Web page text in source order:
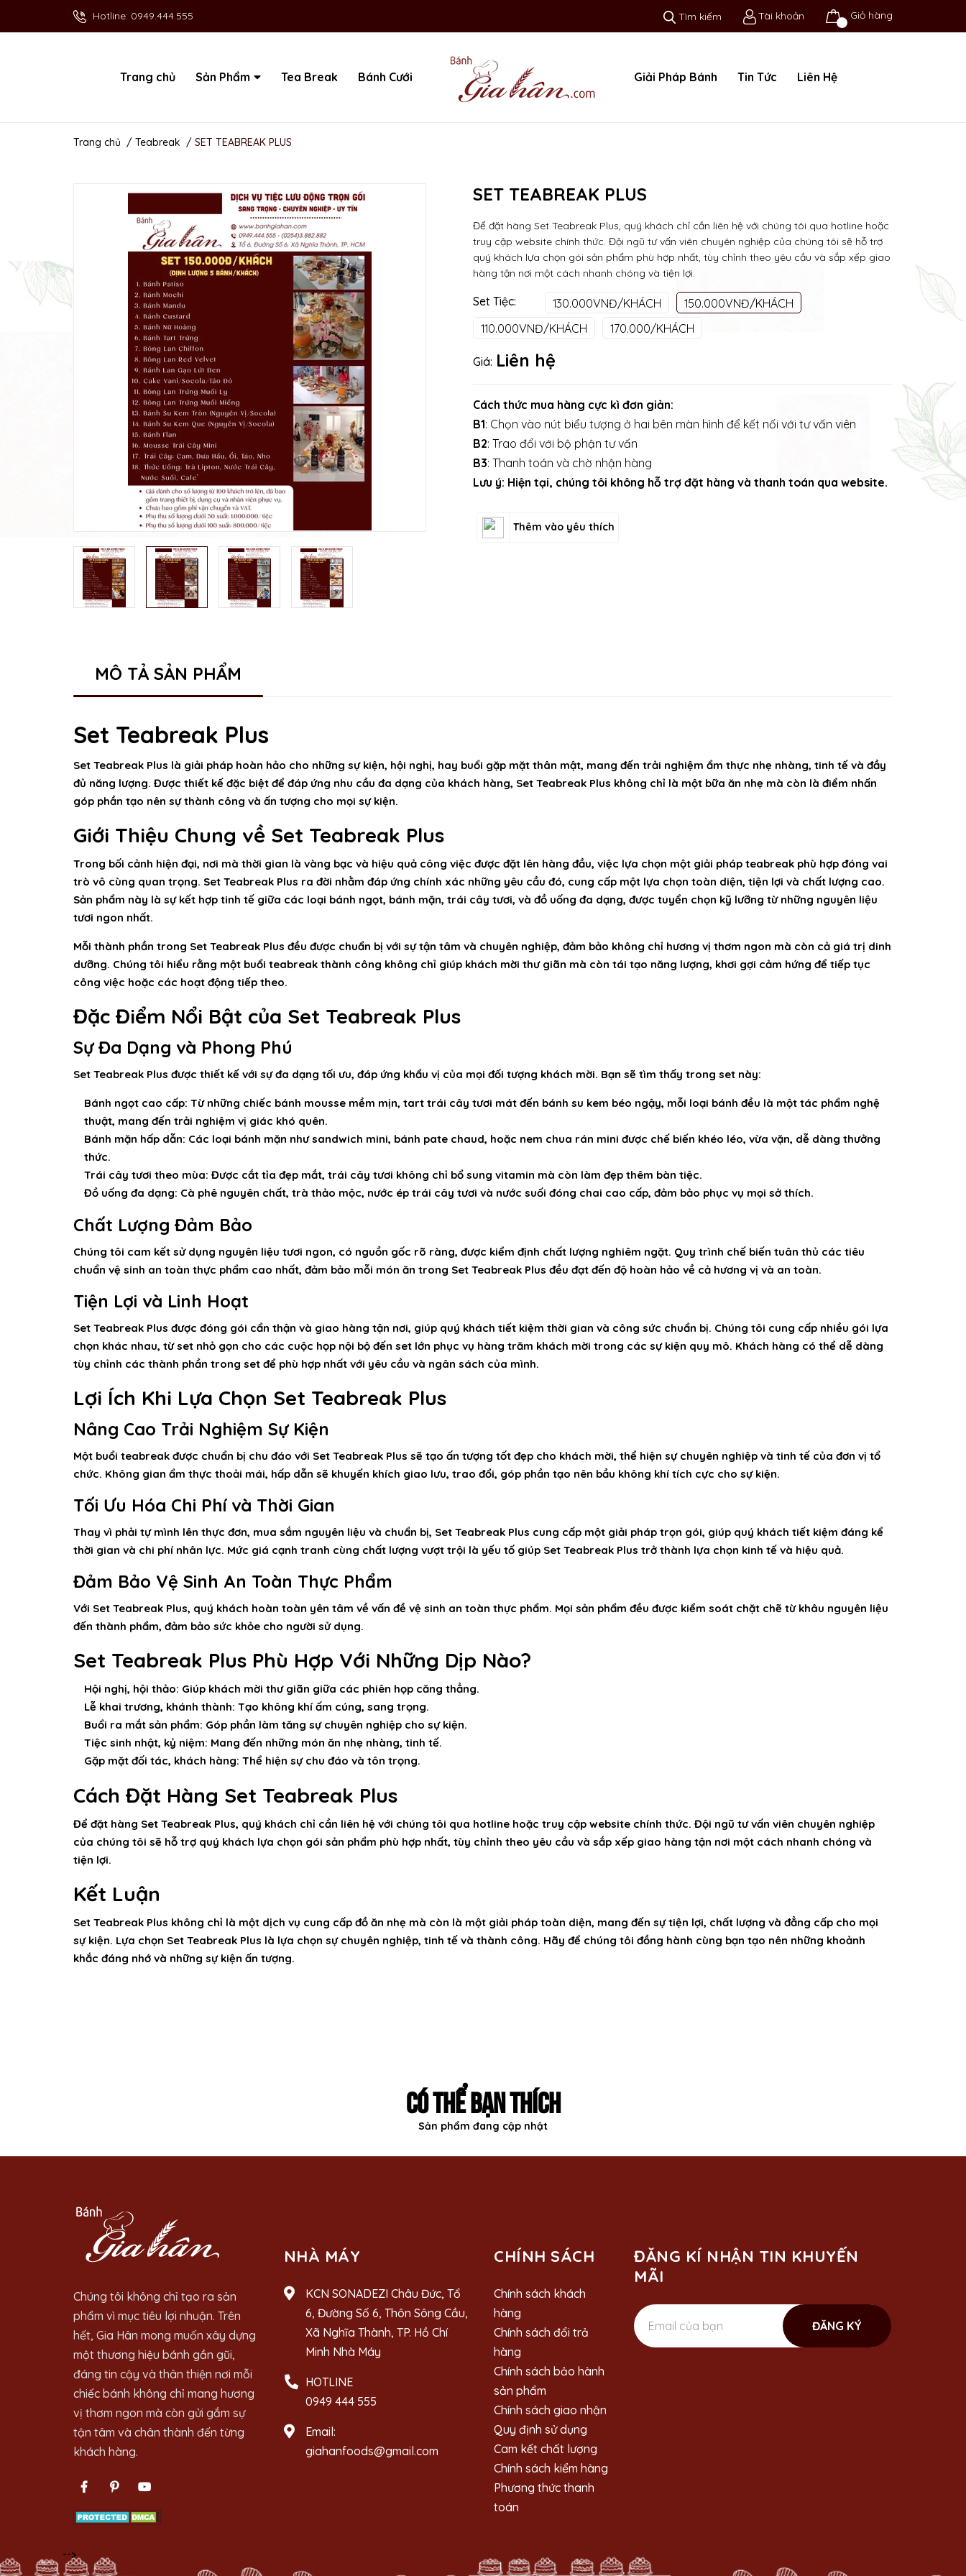
Hotline: 0949.444.555 Tìm kiếm Tài khoản Giỏ hàng
Trang chủ Sản Phẩm Tea Break Bánh Cưới Giải Pháp Bánh Tin Tức Liên Hệ
Trang chủ / Teabreak / SET TEABREAK PLUS
SET TEABREAK PLUS
Để đặt hàng Set Teabreak Plus, quý khách chỉ cần liên hệ với chúng tôi qua hotline hoặc
truy cập website chính thức. Đội ngũ tư vấn viên chuyên nghiệp của chúng tôi sẽ hỗ trợ
quý khách lựa chọn gói sản phẩm phù hợp nhất, tùy chỉnh theo yêu cầu và sắp xếp giao
hàng tận nơi một cách nhanh chóng và tiện lợi.
Set Tiệc: 130.000VNĐ/KHÁCH
150.000VNĐ/KHÁCH
110.000VNĐ/KHÁCH
170.000/KHÁCH
Giá: Liên hệ
Cách thức mua hàng cực kì đơn giản:
B1: Chọn vào nút biểu tượng ở hai bên màn hình để kết nối với tư vấn viên
B2: Trao đổi với bộ phận tư vấn
B3: Thanh toán và chờ nhận hàng
Lưu ý: Hiện tại, chúng tôi không hỗ trợ đặt hàng và thanh toán qua website.
Thêm vào yêu thích
MÔ TẢ SẢN PHẨM
Set Teabreak Plus
Set Teabreak Plus là giải pháp hoàn hảo cho những sự kiện, hội nghị, hay buổi gặp mặt thân mật, mang đến trải nghiệm ẩm thực nhẹ nhàng, tinh tế và đầy
đủ năng lượng. Được thiết kế đặc biệt để đáp ứng nhu cầu đa dạng của khách hàng, Set Teabreak Plus không chỉ là một bữa ăn nhẹ mà còn là điểm nhấn
góp phần tạo nên sự thành công và ấn tượng cho mọi sự kiện.
Giới Thiệu Chung về Set Teabreak Plus
Trong bối cảnh hiện đại, nơi mà thời gian là vàng bạc và hiệu quả công việc được đặt lên hàng đầu, việc lựa chọn một giải pháp teabreak phù hợp đóng vai
trò vô cùng quan trọng. Set Teabreak Plus ra đời nhằm đáp ứng chính xác những yêu cầu đó, cung cấp một lựa chọn toàn diện, tiện lợi và chất lượng cao.
Sản phẩm này là sự kết hợp tinh tế giữa các loại bánh ngọt, bánh mặn, trái cây tươi, và đồ uống đa dạng, được tuyển chọn kỹ lưỡng từ những nguyên liệu
tươi ngon nhất.
Mỗi thành phần trong Set Teabreak Plus đều được chuẩn bị với sự tận tâm và chuyên nghiệp, đảm bảo không chỉ hương vị thơm ngon mà còn cả giá trị dinh
dưỡng. Chúng tôi hiểu rằng một buổi teabreak thành công không chỉ giúp khách mời thư giãn mà còn tái tạo năng lượng, khơi gợi cảm hứng để tiếp tục
công việc hoặc các hoạt động tiếp theo.
Đặc Điểm Nổi Bật của Set Teabreak Plus
Sự Đa Dạng và Phong Phú
Set Teabreak Plus được thiết kế với sự đa dạng tối ưu, đáp ứng khẩu vị của mọi đối tượng khách mời. Bạn sẽ tìm thấy trong set này:
Bánh ngọt cao cấp: Từ những chiếc bánh mousse mềm mịn, tart trái cây tươi mát đến bánh su kem béo ngậy, mỗi loại bánh đều là một tác phẩm nghệ
thuật, mang đến trải nghiệm vị giác khó quên.
Bánh mặn hấp dẫn: Các loại bánh mặn như sandwich mini, bánh pate chaud, hoặc nem chua rán mini được chế biến khéo léo, vừa vặn, dễ dàng thưởng
thức.
Trái cây tươi theo mùa: Được cắt tỉa đẹp mắt, trái cây tươi không chỉ bổ sung vitamin mà còn làm đẹp thêm bàn tiệc.
Đồ uống đa dạng: Cà phê nguyên chất, trà thảo mộc, nước ép trái cây tươi và nước suối đóng chai cao cấp, đảm bảo phục vụ mọi sở thích.
Chất Lượng Đảm Bảo
Chúng tôi cam kết sử dụng nguyên liệu tươi ngon, có nguồn gốc rõ ràng, được kiểm định chất lượng nghiêm ngặt. Quy trình chế biến tuân thủ các tiêu
chuẩn vệ sinh an toàn thực phẩm cao nhất, đảm bảo mỗi món ăn trong Set Teabreak Plus đều đạt đến độ hoàn hảo về cả hương vị và an toàn.
Tiện Lợi và Linh Hoạt
Set Teabreak Plus được đóng gói cẩn thận và giao hàng tận nơi, giúp quý khách tiết kiệm thời gian và công sức chuẩn bị. Chúng tôi cung cấp nhiều gói lựa
chọn khác nhau, từ set nhỏ gọn cho các cuộc họp nội bộ đến set lớn phục vụ hàng trăm khách mời trong các sự kiện quy mô. Khách hàng có thể dễ dàng
tùy chỉnh các thành phần trong set để phù hợp nhất với yêu cầu và ngân sách của mình.
Lợi Ích Khi Lựa Chọn Set Teabreak Plus
Nâng Cao Trải Nghiệm Sự Kiện
Một buổi teabreak được chuẩn bị chu đáo với Set Teabreak Plus sẽ tạo ấn tượng tốt đẹp cho khách mời, thể hiện sự chuyên nghiệp và tinh tế của đơn vị tổ
chức. Không gian ẩm thực thoải mái, hấp dẫn sẽ khuyến khích giao lưu, trao đổi, góp phần tạo nên bầu không khí tích cực cho sự kiện.
Tối Ưu Hóa Chi Phí và Thời Gian
Thay vì phải tự mình lên thực đơn, mua sắm nguyên liệu và chuẩn bị, Set Teabreak Plus cung cấp một giải pháp trọn gói, giúp quý khách tiết kiệm đáng kể
thời gian và chi phí nhân lực. Mức giá cạnh tranh cùng chất lượng vượt trội là yếu tố giúp Set Teabreak Plus trở thành lựa chọn kinh tế và hiệu quả.
Đảm Bảo Vệ Sinh An Toàn Thực Phẩm
Với Set Teabreak Plus, quý khách hoàn toàn yên tâm về vấn đề vệ sinh an toàn thực phẩm. Mọi sản phẩm đều được kiểm soát chặt chẽ từ khâu nguyên liệu
đến thành phẩm, đảm bảo sức khỏe cho người sử dụng.
Set Teabreak Plus Phù Hợp Với Những Dịp Nào?
Hội nghị, hội thảo: Giúp khách mời thư giãn giữa các phiên họp căng thẳng.
Lễ khai trương, khánh thành: Tạo không khí ấm cúng, sang trọng.
Buổi ra mắt sản phẩm: Góp phần làm tăng sự chuyên nghiệp cho sự kiện.
Tiệc sinh nhật, kỷ niệm: Mang đến những món ăn nhẹ nhàng, tinh tế.
Gặp mặt đối tác, khách hàng: Thể hiện sự chu đáo và tôn trọng.
Cách Đặt Hàng Set Teabreak Plus
Để đặt hàng Set Teabreak Plus, quý khách chỉ cần liên hệ với chúng tôi qua hotline hoặc truy cập website chính thức. Đội ngũ tư vấn viên chuyên nghiệp
của chúng tôi sẽ hỗ trợ quý khách lựa chọn gói sản phẩm phù hợp nhất, tùy chỉnh theo yêu cầu và sắp xếp giao hàng tận nơi một cách nhanh chóng và
tiện lợi.
Kết Luận
Set Teabreak Plus không chỉ là một dịch vụ cung cấp đồ ăn nhẹ mà còn là một giải pháp toàn diện, mang đến sự tiện lợi, chất lượng và đẳng cấp cho mọi
sự kiện. Lựa chọn Set Teabreak Plus là lựa chọn sự chuyên nghiệp, tinh tế và thành công. Hãy để chúng tôi đồng hành cùng bạn tạo nên những khoảnh
khắc đáng nhớ và những sự kiện ấn tượng.
CÓ THỂ BẠN THÍCH
Sản phẩm đang cập nhật
Chúng tôi không chỉ tạo ra sản
phẩm vì mục tiêu lợi nhuận. Trên
hết, Gia Hân mong muốn xây dựng
một thương hiệu bánh gần gũi,
đáng tin cậy và thân thiện nơi mỗi
chiếc bánh không chỉ mang hương
vị thơm ngon mà còn gửi gắm sự
tận tâm và chân thành đến từng
khách hàng.
NHÀ MÁY
KCN SONADEZI Châu Đức, Tổ
6, Đường Số 6, Thôn Sông Cầu,
Xã Nghĩa Thành, TP. Hồ Chí
Minh Nhà Máy
HOTLINE
0949 444 555
Email:
giahanfoods@gmail.com
CHÍNH SÁCH
Chính sách khách
hàng
Chính sách đổi trả
hàng
Chính sách bảo hành
sản phẩm
Chính sách giao nhận
Quy định sử dụng
Cam kết chất lượng
Chính sách kiểm hàng
Phương thức thanh
toán
ĐĂNG KÍ NHẬN TIN KHUYẾN
MÃI
ĐĂNG KÝ
-->